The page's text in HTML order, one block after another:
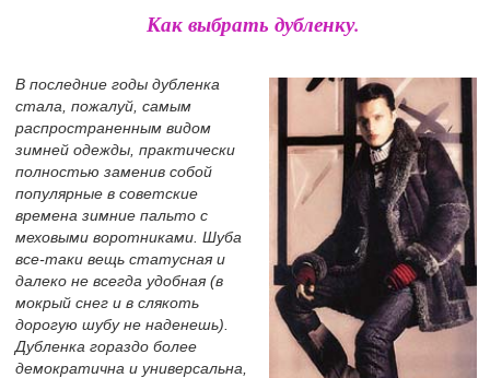
Как выбрать дубленку.
В последние годы дубленка
стала, пожалуй, самым
распространенным видом
зимней одежды, практически
полностью заменив собой
популярные в советские
времена зимние пальто с
меховыми воротниками. Шуба
все-таки вещь статусная и
далеко не всегда удобная (в
мокрый снег и в слякоть
дорогую шубу не наденешь).
Дубленка гораздо более
демократична и универсальна,